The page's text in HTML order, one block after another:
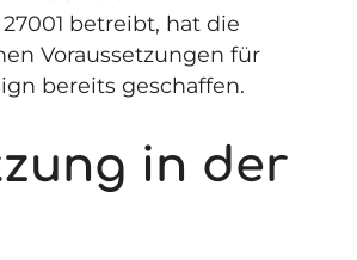
27001 betreibt, hat die
Voraussetzungen für
bereits geschaffen.
in der